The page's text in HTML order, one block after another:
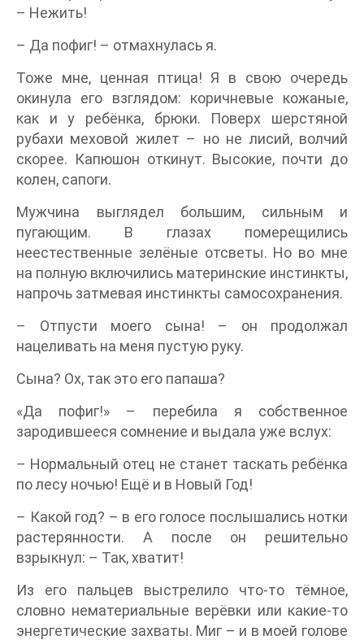
– Нежить!
– Да пофиг! – отмахнулась я.
Тоже мне, ценная птица! Я в свою очередь
окинула его взглядом: коричневые кожаные,
как и у ребёнка, брюки. Поверх шерстяной
рубахи меховой жилет – но не лисий, волчий
скорее. Капюшон откинут. Высокие, почти до
колен, сапоги.
Мужчина выглядел большим, сильным и
пугающим. В глазах померещились
неестественные зелёные отсветы. Но во мне
на полную включились материнские инстинкты,
напрочь затмевая инстинкты самосохранения.
– Отпусти моего сына! – он продолжал
нацеливать на меня пустую руку.
Сына? Ох, так это его папаша?
«Да пофиг!» – перебила я собственное
зародившееся сомнение и выдала уже вслух:
– Нормальный отец не станет таскать ребёнка
по лесу ночью! Ещё и в Новый Год!
– Какой год? – в его голосе послышались нотки
растерянности. А после он решительно
взрыкнул: – Так, хватит!
Из его пальцев выстрелило что-то тёмное,
словно нематериальные верёвки или какие-то
энергетические захваты. Миг – и в моей голове